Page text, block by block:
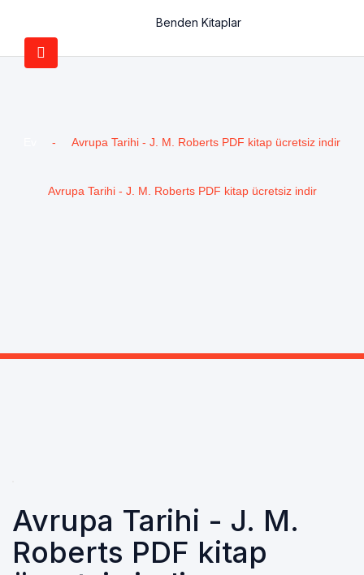
Benden Kitaplar
- Avrupa Tarihi - J. M. Roberts PDF kitap ücretsiz indir
Avrupa Tarihi - J. M. Roberts PDF kitap ücretsiz indir
Avrupa Tarihi - J. M.
Roberts PDF kitap